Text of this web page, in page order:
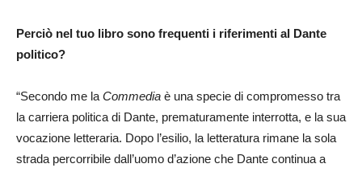
Perciò nel tuo libro sono frequenti i riferimenti al Dante
politico?
“Secondo me la Commedia è una specie di compromesso tra
la carriera politica di Dante, prematuramente interrotta, e la sua
vocazione letteraria. Dopo l’esilio, la letteratura rimane la sola
strada percorribile dall’uomo d’azione che Dante continua a